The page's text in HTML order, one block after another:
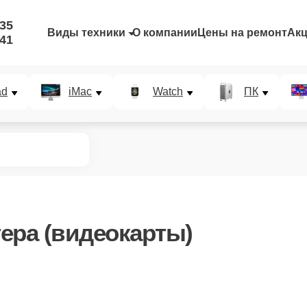
Виды техники О компании Цены на ремонт
iMac Watch ПК
(видеокарты)